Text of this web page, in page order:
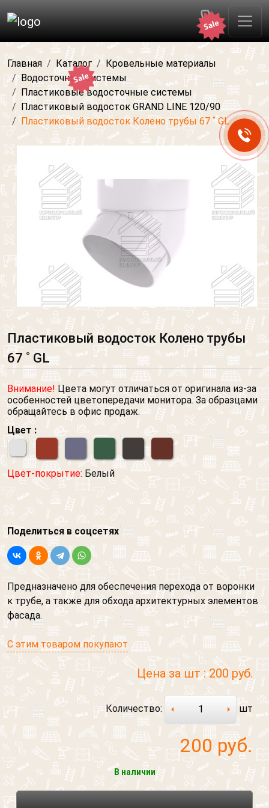
Главная Каталог
Кровельные материалы
Водосточные системы
Пластиковые водосточные системы
Пластиковый водосток GRAND LINE 120/90
Пластиковый водосток Колено трубы 67 ˚ GL
Пластиковый водосток Колено трубы
67 ˚ GL
Внимание! Цвета могут отличаться от оригинала из-за
особенностей цветопередачи монитора. За образцами
обращайтесь в офис продаж.
Цвет :
Цвет-покрытие: Белый
Поделиться в соцсетях
Предназначено для обеспечения перехода от воронки
к трубе, а также для обхода архитектурных элементов
фасада.
С этим товаром покупают
Цена за шт :200 руб.
Количество: шт
200 руб.
В наличии
Обратная связь
Обратный звонок
Обратная связь
Ваше сообщение
Обратный звонок
Добавить файл